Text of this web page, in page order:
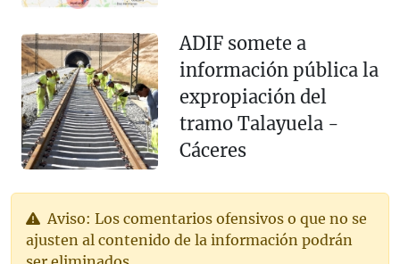
ADIF somete a
información pública la
expropiación del
tramo Talayuela -
Cáceres
Aviso: Los comentarios ofensivos o que no se
ajusten al contenido de la información podrán